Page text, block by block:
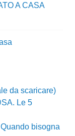
A CASA
da scaricare)
Le 5
bisogna